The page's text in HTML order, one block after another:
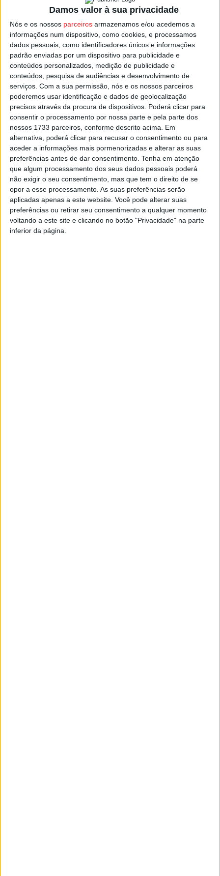
Damos valor à sua privacidade
Nós e os nossos parceiros armazenamos e/ou acedemos a
informações num dispositivo, como cookies, e processamos
dados pessoais, como identificadores únicos e informações
padrão enviadas por um dispositivo para publicidade e
conteúdos personalizados, medição de publicidade e
conteúdos, pesquisa de audiências e desenvolvimento de
serviços. Com a sua permissão, nós e os nossos parceiros
poderemos usar identificação e dados de geolocalização
precisos através da procura de dispositivos. Poderá clicar para
consentir o processamento por nossa parte e pela parte dos
nossos 1733 parceiros, conforme descrito acima. Em
alternativa, poderá clicar para recusar o consentimento ou para
aceder a informações mais pormenorizadas e alterar as suas
preferências antes de dar consentimento. Tenha em atenção
que algum processamento dos seus dados pessoais poderá
não exigir o seu consentimento, mas que tem o direito de se
opor a esse processamento. As suas preferências serão
aplicadas apenas a este website. Você pode alterar suas
preferências ou retirar seu consentimento a qualquer momento
voltando a este site e clicando no botão "Privacidade" na parte
inferior da página.
A empreitada representou um investimento superior a
820 mil euros, comparticipado pelo Centro 2020,
Portugal 2020 e União Europeia, através do FEDER, e
permitiu “melhorar a circulação pedonal, garantir a
segurança na circulação rodoviária e promover a
mobilidade urbana sustentável”, acrescentou o Município
de São Pedro do Sul.
As obras são inauguradas esta sexta-feira, 05 de janeiro,
pelas 16:00, em sessão onde estará presente a ministra
da Coesão Territorial, Ana Abrunhosa.
Esta e outras notícias para ouvir na Estação Diária – 96.8
FM ou emwww.968.fm
Pub